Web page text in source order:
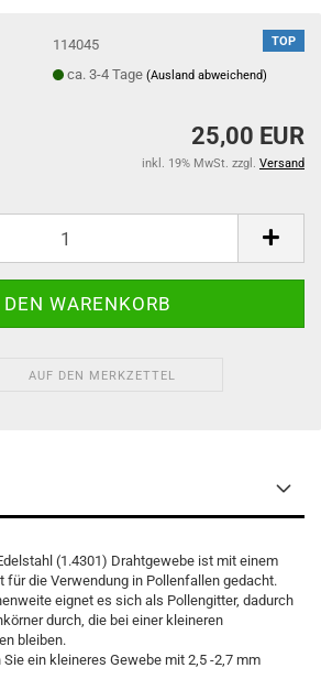
TOP
114045
ca. 3-4 Tage(Ausland abweichend)
25,00 EUR
inkl. 19% MwSt. zzgl. Versand
AUF DEN MERKZETTEL
(1.4301) Drahtgewebe ist mit einem
für die Verwendung in Pollenfallen gedacht.
eignet es sich als Pollengitter, dadurch
durch, die bei einer kleineren
bleiben.
ein kleineres Gewebe mit 2,5 -2,7 mm